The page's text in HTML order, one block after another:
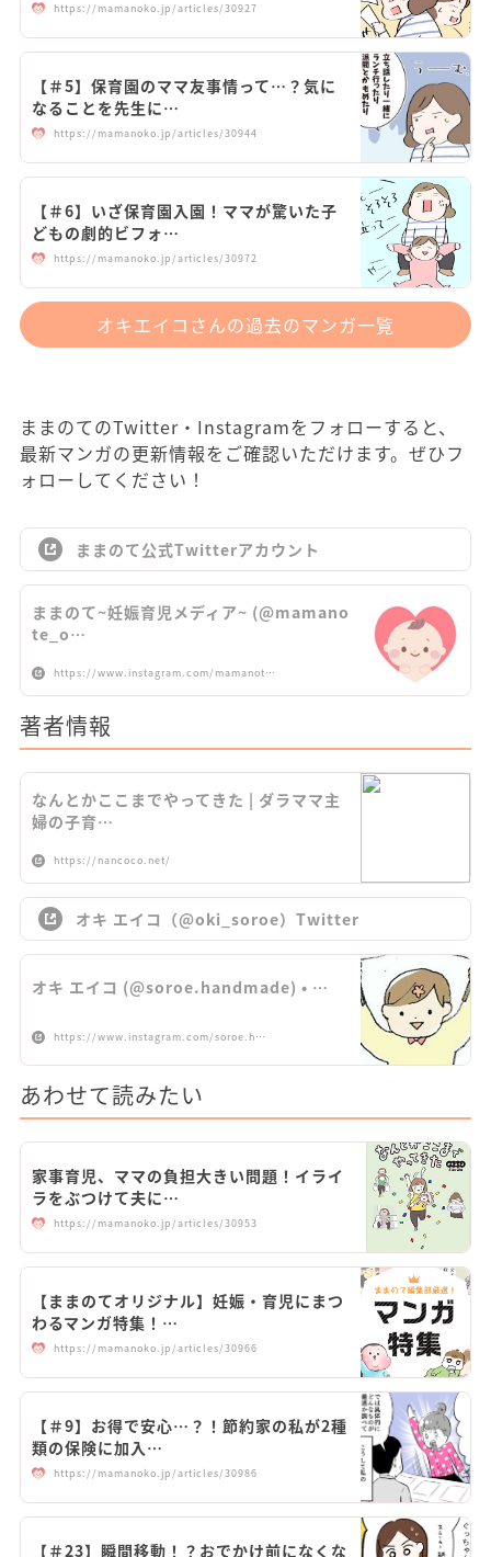
https://mamanoko.jp/articles/30927
【＃5】保育園のママ友事情って…？気に
なることを先生に…
https://mamanoko.jp/articles/30944
【＃6】いざ保育園入園！ママが驚いた子
どもの劇的ビフォ…
https://mamanoko.jp/articles/30972
オキエイコさんの過去のマンガ一覧
ままのてのTwitter・Instagramをフォローすると、
最新マンガの更新情報をご確認いただけます。ぜひフ
ォローしてください！
ままのて公式Twitterアカウント
ままのて~妊娠育児メディア~ (@mamano
te_o…
https://www.instagram.com/mamanot…
著者情報
なんとかここまでやってきた | ダラママ主
婦の子育…
https://nancoco.net/
オキ エイコ（@oki_soroe）Twitter
オキ エイコ (@soroe.handmade) • …
https://www.instagram.com/soroe.h…
あわせて読みたい
家事育児、ママの負担大きい問題！イライ
ラをぶつけて夫に…
https://mamanoko.jp/articles/30953
【ままのてオリジナル】妊娠・育児にまつ
わるマンガ特集！…
https://mamanoko.jp/articles/30966
【＃9】お得で安心…？！節約家の私が2種
類の保険に加入…
https://mamanoko.jp/articles/30986
【＃23】瞬間移動！？おでかけ前になくな